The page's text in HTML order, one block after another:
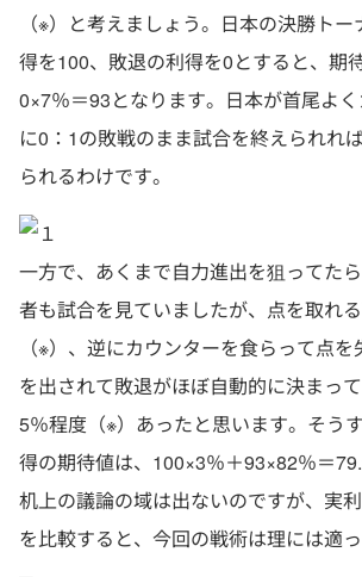
（※）と考えましょう。日本の決勝ト
得を100、敗退の利得を0とすると、期
0×7％＝93となります。日本が首尾よ
に0：1の敗戦のまま試合を終えられれ
られるわけです。
一方で、あくまで自力進出を狙ってた
者も試合を見ていましたが、点を取れ
（※）、逆にカウンターを食らって点
を出されて敗退がほぼ自動的に決まっ
5％程度（※）あったと思います。そう
得の期待値は、100×3％＋93×82％＝
机上の議論の域は出ないのですが、実
を比較すると、今回の戦術は理には適っ